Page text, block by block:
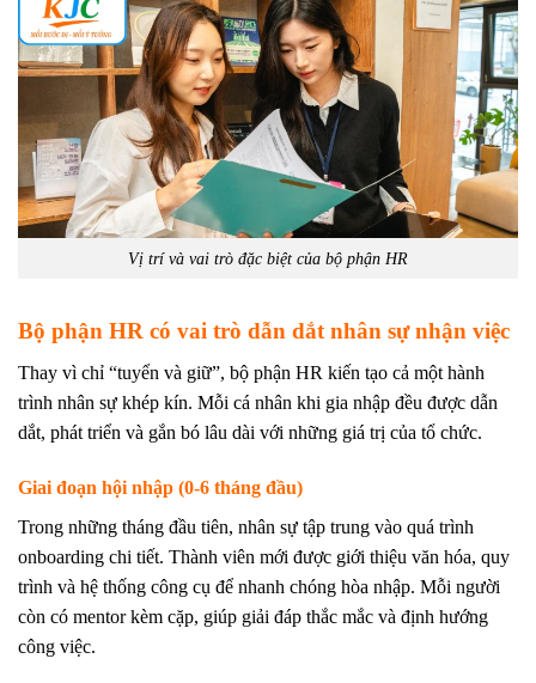
Vị trí và vai trò đặc biệt của bộ phận HR
Bộ phận HR có vai trò dẫn dắt nhân sự nhận việc
Thay vì chỉ “tuyển và giữ”, bộ phận HR kiến tạo cả một hành
trình nhân sự khép kín. Mỗi cá nhân khi gia nhập đều được dẫn
dắt, phát triển và gắn bó lâu dài với những giá trị của tổ chức.
Giai đoạn hội nhập (0-6 tháng đầu)
Trong những tháng đầu tiên, nhân sự tập trung vào quá trình
onboarding chi tiết. Thành viên mới được giới thiệu văn hóa, quy
trình và hệ thống công cụ để nhanh chóng hòa nhập. Mỗi người
còn có mentor kèm cặp, giúp giải đáp thắc mắc và định hướng
công việc.